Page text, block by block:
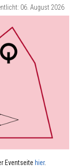
06. August 2026
Eventseite hier.